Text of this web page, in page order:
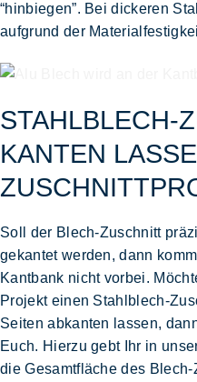
“hinbiegen”. Bei dickeren
aufgrund der
STAHLBLECH-
KANTEN
Soll der Blech-Zuschnitt
gekantet werden, dann
Kantbank nicht vorbei.
Projekt einen Stahlblech-
Seitenabkanten lassen,
Euch. Hierzu gebt Ihr in
die Gesamtfläche des